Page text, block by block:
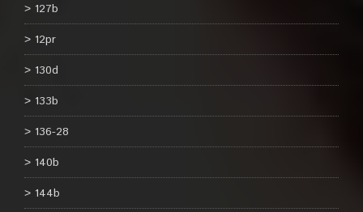
127b
12pr
130d
133b
136-28
140b
144b